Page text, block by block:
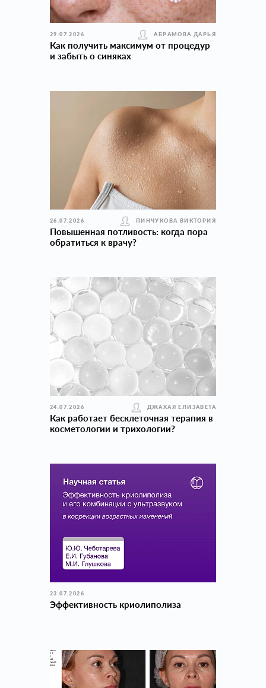
29.07.2026 АБРАМОВА ДАРЬЯ
Как получить максимум от процедур
и забыть о синяках
26.07.2026 ПИНЧУКОВА ВИКТОРИЯ
Повышенная потливость: когда пора
обратиться к врачу?
24.07.2026 ДЖАХАЯ ЕЛИЗАВЕТА
Как работает бесклеточная терапия в
косметологии и трихологии?
23.07.2026
Эффективность криолиполиза